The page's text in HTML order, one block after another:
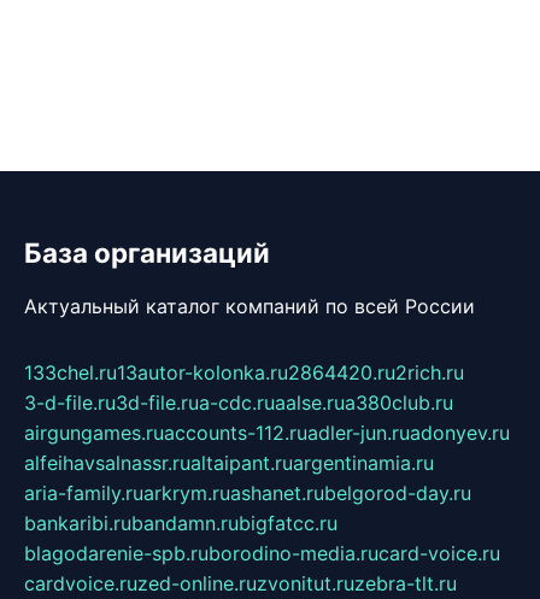
База организаций
Актуальный каталог компаний по всей России
133chel.ru13autor-kolonka.ru2864420.ru2rich.ru
3-d-file.ru3d-file.rua-cdc.ruaalse.rua380club.ru
airgungames.ruaccounts-112.ruadler-jun.ruadonyev.ru
alfeihavsalnassr.rualtaipant.ruargentinamia.ru
aria-family.ruarkrym.ruashanet.rubelgorod-day.ru
bankaribi.rubandamn.rubigfatcc.ru
blagodarenie-spb.ruborodino-media.rucard-voice.ru
cardvoice.ruzed-online.ruzvonitut.ruzebra-tlt.ru